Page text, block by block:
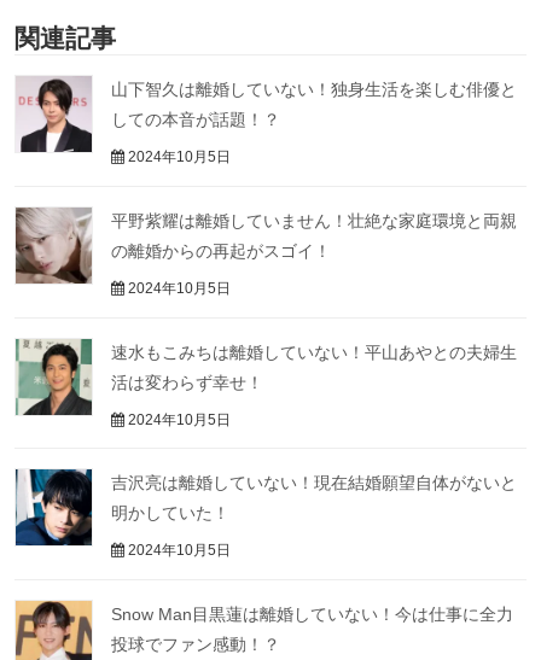
関連記事
山下智久は離婚していない！独身生活を楽しむ俳優と
しての本音が話題！？
2024年10月5日
平野紫耀は離婚していません！壮絶な家庭環境と両親
の離婚からの再起がスゴイ！
2024年10月5日
速水もこみちは離婚していない！平山あやとの夫婦生
活は変わらず幸せ！
2024年10月5日
吉沢亮は離婚していない！現在結婚願望自体がないと
明かしていた！
2024年10月5日
Snow Man目黒蓮は離婚していない！今は仕事に全力
投球でファン感動！？